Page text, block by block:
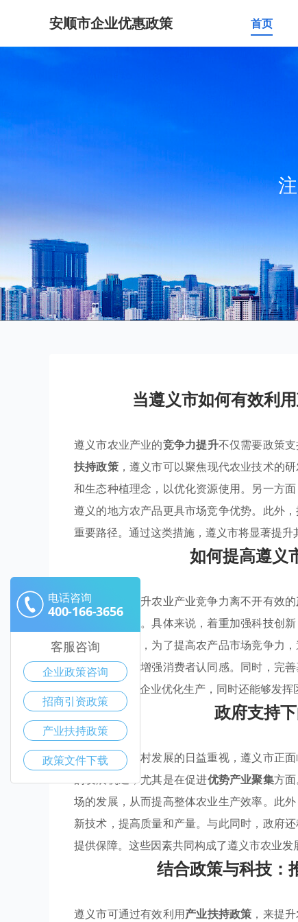
安顺市企业优惠政策 首页
当遵义市如何有效利
遵义市农业产业的竞争力提升不仅需要政策
扶持政策，遵义市可以聚焦现代农业技术的
和生态种植理念，以优化资源使用。另一方
遵义的地方农产品更具市场竞争优势。此外
重要路径。通过这类措施，遵义市将显著提升
如何提高遵义
在遵义市，提升农业产业竞争力离不开有效的
和资源配置上。具体来说，着重加强科技创
品质量。此外，为了提高农产品市场竞争力
方特色品牌来增强消费者认同感。同时，完
这不仅能督促企业优化生产，同时还能够发挥
政府支持
随着国家对农村发展的日益重视，遵义市正
的发展机遇，尤其是在促进优势产业聚集方
场的发展，从而提高整体农业生产效率。此
新技术，提高质量和产量。与此同时，政府
提供保障。这些因素共同构成了遵义市农业发
结合政策与科技：
遵义市可通过有效利用产业扶持政策 ，来提
电话咨询
400-166-3656
客服咨询
企业政策咨询
招商引资政策
产业扶持政策
政策文件下载